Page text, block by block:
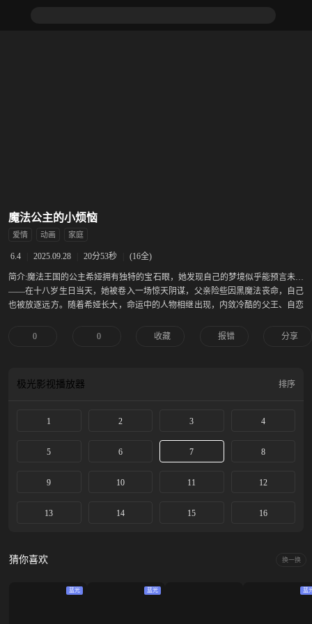
魔法公主的小烦恼
爱情 动画 家庭
6.4 2025.09.28 20分53秒 (16全)
简介:魔法王国的公主希娅拥有独特的宝石眼，她发现自己的梦境似乎能预言未来
——在十八岁生日当天，她被卷入一场惊天阴谋，父亲险些因黑魔法丧命，自己
也被放逐远方。随着希娅长大，命运中的人物相继出现，内敛冷酷的父王、自恋
敢善良的希娅能否逆转命运，守护自己和所有珍爱之人呢？
0 0 收藏 报错 分享
极光影视播放器 排序
1 2 3 4
5 6 7 8
9 10 11 12
13 14 15 16
猜你喜欢 换一换
蓝光 蓝光 蓝